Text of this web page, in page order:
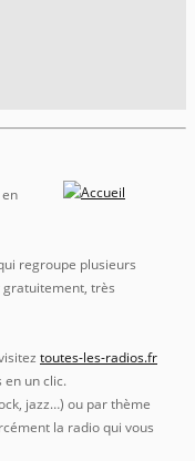
regroupe plusieurs
très
toutes-les-radios.fr
un clic.
jazz…) ou par thème
la radio qui vous